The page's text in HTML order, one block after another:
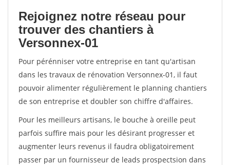
Rejoignez notre réseau pour
trouver des chantiers à
Versonnex-01
Pour pérénniser votre entreprise en tant qu'artisan
dans les travaux de rénovation Versonnex-01, il faut
pouvoir alimenter régulièrement le planning chantiers
de son entreprise et doubler son chiffre d'affaires.
Pour les meilleurs artisans, le bouche à oreille peut
parfois suffire mais pour les désirant progresser et
augmenter leurs revenus il faudra obligatoirement
passer par un fournisseur de leads prospectsion dans